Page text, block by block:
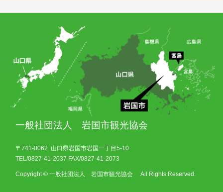
一般社団法人 岩国市観光協会
〒741-0062 山口県岩国市岩国一丁目5-10
TEL/0827-41-2037 FAX/0827-41-2073
Copyright © 一般社団法人 岩国市観光協会 All Rights Reserved.